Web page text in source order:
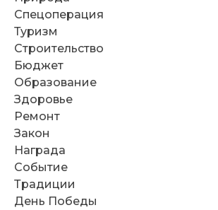
Спецоперация
Туризм
Строительство
Бюджет
Образование
Здоровье
Ремонт
Закон
Награда
Событие
Традиции
День Победы